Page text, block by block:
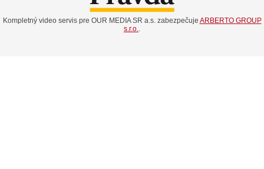
Kompletný video servis pre OUR MEDIA SR a.s. zabezpečuje ARBERTO GROUP
s.r.o.